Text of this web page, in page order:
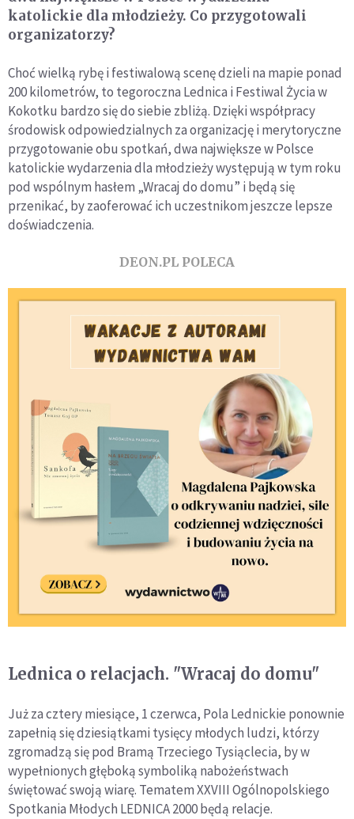
katolickie dla młodzieży. Co przygotowali
organizatorzy?
Choć wielką rybę i festiwalową scenę dzieli na mapie ponad
200 kilometrów, to tegoroczna Lednica i Festiwal Życia w
Kokotku bardzo się do siebie zbliżą. Dzięki współpracy
środowisk odpowiedzialnych za organizację i merytoryczne
przygotowanie obu spotkań, dwa największe w Polsce
katolickie wydarzenia dla młodzieży występują w tym roku
pod wspólnym hasłem „Wracaj do domu” i będą się
przenikać, by zaoferować ich uczestnikom jeszcze lepsze
doświadczenia.
DEON.PL POLECA
Lednica o relacjach. "Wracaj do domu"
Już za cztery miesiące, 1 czerwca, Pola Lednickie ponownie
zapełnią się dziesiątkami tysięcy młodych ludzi, którzy
zgromadzą się pod Bramą Trzeciego Tysiąclecia, by w
wypełnionych głęboką symboliką nabożeństwach
świętować swoją wiarę. Tematem XXVIII Ogólnopolskiego
Spotkania Młodych LEDNICA 2000 będą relacje.